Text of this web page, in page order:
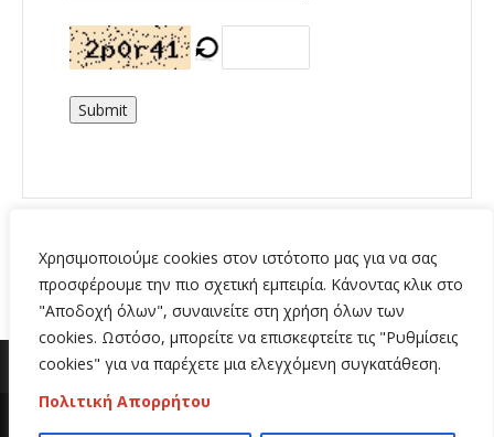
Χρησιμοποιούμε cookies στον ιστότοπο μας για να σας
προσφέρουμε την πιο σχετική εμπειρία. Κάνοντας κλικ στο
"Αποδοχή όλων", συναινείτε στη χρήση όλων των
cookies. Ωστόσο, μπορείτε να επισκεφτείτε τις "Ρυθμίσεις
cookies" για να παρέχετε μια ελεγχόμενη συγκατάθεση.
Πολιτική Απορρήτου
Submit